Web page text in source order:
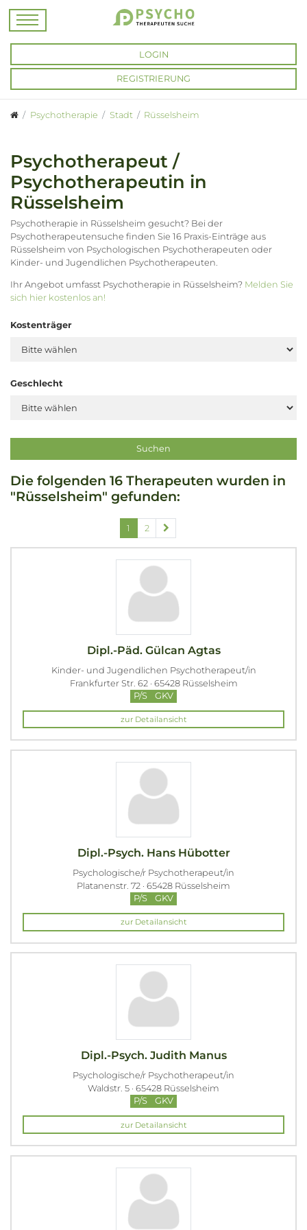
LOGIN
REGISTRIERUNG
Psychotherapie Stadt Rüsselsheim
Psychotherapeut /
Psychotherapeutin in
Rüsselsheim
Psychotherapie in Rüsselsheim gesucht? Bei der
Psychotherapeutensuche finden Sie 16 Praxis-Einträge aus
Rüsselsheim von Psychologischen Psychotherapeuten oder
Kinder- und Jugendlichen Psychotherapeuten.
Ihr Angebot umfasst Psychotherapie in Rüsselsheim? Melden Sie
sich hier kostenlos an!
Kostenträger
Geschlecht
Die folgenden 16 Therapeuten wurden in
"Rüsselsheim" gefunden:
1 2
Dipl.-Päd. Gülcan Agtas
Kinder- und Jugendlichen Psychotherapeut/in
Frankfurter Str. 62 · 65428 Rüsselsheim
P/S
GKV
zur Detailansicht
Dipl.-Psych. Hans Hübotter
Psychologische/r Psychotherapeut/in
Platanenstr. 72 · 65428 Rüsselsheim
P/S
GKV
zur Detailansicht
Dipl.-Psych. Judith Manus
Psychologische/r Psychotherapeut/in
Waldstr. 5 · 65428 Rüsselsheim
P/S
GKV
zur Detailansicht